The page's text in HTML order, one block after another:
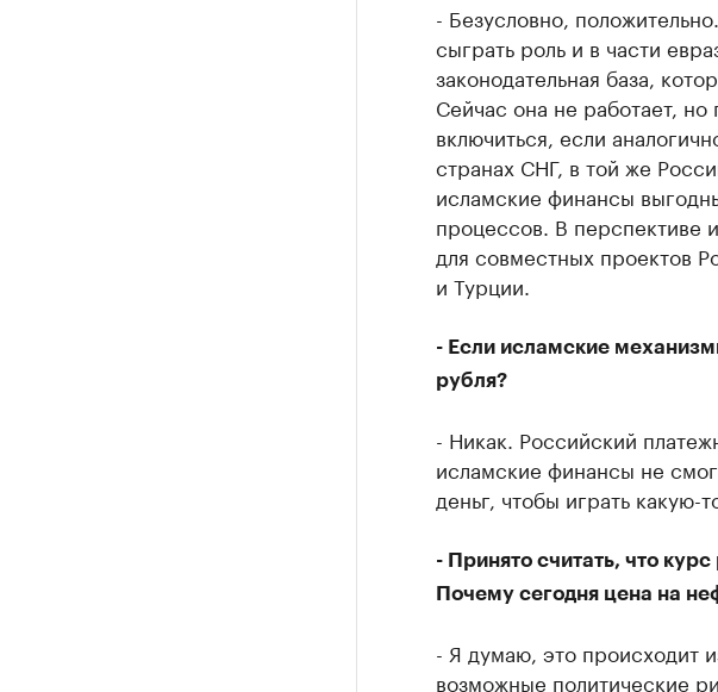
- Безусловно,
сыграть роль и в части
законодательная база,
Сейчас она не работает,
включиться, если
странах СНГ, в той же
исламские финансы
процессов. В перспективе
для совместных проектов
и Турции.
- Если исламские
рубля?
- Никак. Российский
исламские финансы не
деньг, чтобы играть какую-
- Принято считать, что
Почему сегодня цена на
- Я думаю, это происходит
возможные политические